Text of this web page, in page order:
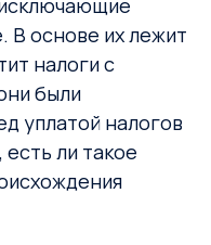
В основе их лежит
налоги с
были
уплатой налогов
ли такое